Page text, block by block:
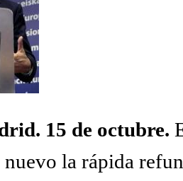
15 de octubre.
la rápida